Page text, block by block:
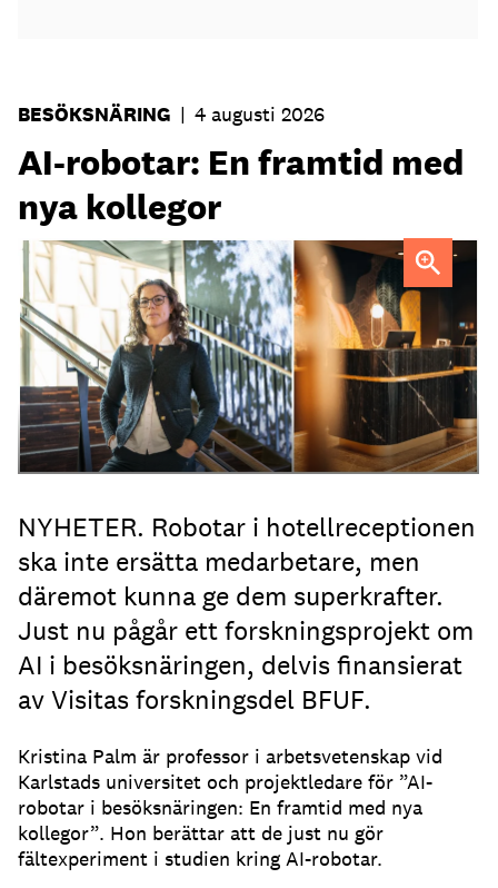
BESÖKSNÄRING | 4 augusti 2026
AI-robotar: En framtid med
nya kollegor
Professor Kristina Palm FOTO: Theresia Viska FOTO:
Dylan Calluy / Unsplash
NYHETER. Robotar i hotellreceptionen
ska inte ersätta medarbetare, men
däremot kunna ge dem superkrafter.
Just nu pågår ett forskningsprojekt om
AI i besöksnäringen, delvis finansierat
av Visitas forskningsdel BFUF.
Kristina Palm är professor i arbetsvetenskap vid
Karlstads universitet och projektledare för ”AI-
robotar i besöksnäringen: En framtid med nya
kollegor”. Hon berättar att de just nu gör
fältexperiment i studien kring AI-robotar.